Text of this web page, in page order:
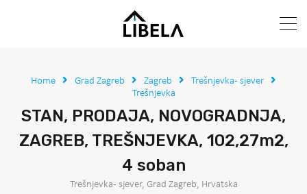
Home Grad Zagreb Zagreb
Trešnjevka - sjever
Trešnjevka
STAN, PRODAJA, NOVOGRADNJA,
ZAGREB, TREŠNJEVKA, 102,27m2,
4 soban
Trešnjevka - sjever, Grad Zagreb, Hrvatska